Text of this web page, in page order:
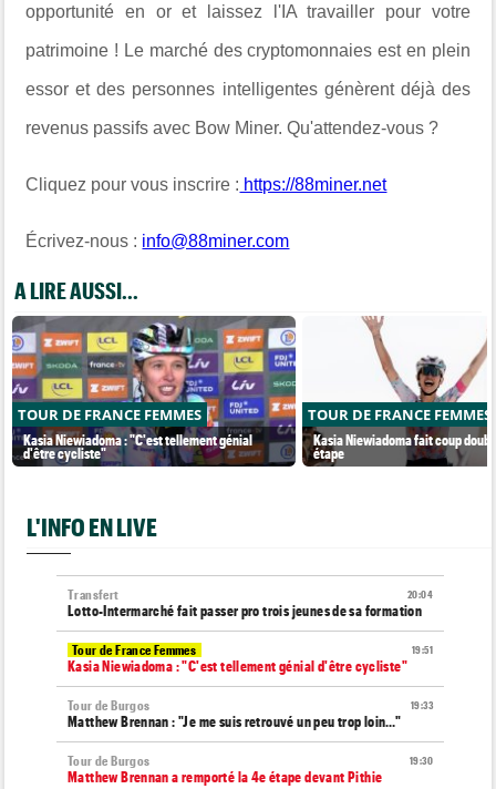
opportunité en or et laissez l'IA travailler pour votre
patrimoine ! Le marché des cryptomonnaies est en plein
essor et des personnes intelligentes génèrent déjà des
revenus passifs avec Bow Miner. Qu'attendez-vous ?
Cliquez pour vous inscrire : https://88miner.net
Écrivez-nous : info@88miner.com
A LIRE AUSSI...
TOUR DE FRANCE FEMMES
Kasia Niewiadoma : "C'est tellement génial
d'être cycliste"
TOUR DE FRANCE FEMMES
Kasia Niewiadoma fait coup
étape
L'INFO EN LIVE
20:04
Transfert
Lotto-Intermarché fait passer pro trois jeunes de sa formation
19:51
Tour de France Femmes
Kasia Niewiadoma : "C'est tellement génial d'être cycliste"
19:33
Tour de Burgos
Matthew Brennan : "Je me suis retrouvé un peu trop loin…"
19:30
Tour de Burgos
Matthew Brennan a remporté la 4e étape devant Pithie